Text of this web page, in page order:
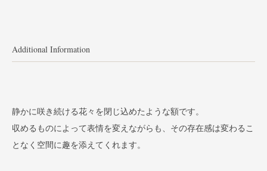
Additional Information
静かに咲き続ける花々を閉じ込めたような額です。
収めるものによって表情を変えながらも、その存在感は変わるこ
となく空間に趣を添えてくれます。